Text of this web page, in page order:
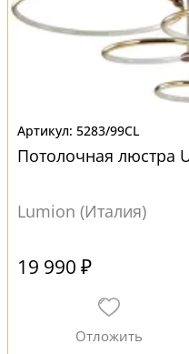
5283/99CL
Потолочная люстра
Lumion (Италия)
19 990 ₽